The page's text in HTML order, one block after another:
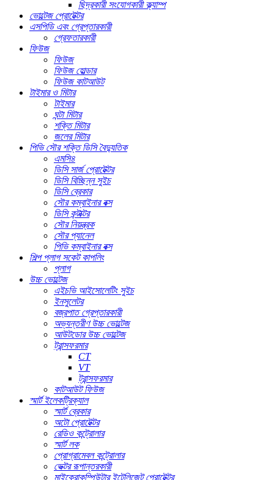
ছিদ্রকারী সংযোগকারী ক্ল্যাম্প
ভোল্টেজ প্রোটেক্টর
এসপিডি এবং গ্রেপ্তারকারী
গ্রেফতারকারী
ফিউজ
ফিউজ
ফিউজ হোল্ডার
ফিউজ কাটআউট
টাইমার ও মিটার
টাইমার
ঘন্টা মিটার
শক্তি মিটার
জলের মিটার
পিভি সৌর শক্তি ডিসি বৈদ্যুতিক
এমসি৪
ডিসি সার্জ প্রোটেক্টর
ডিসি বিচ্ছিন্ন সুইচ
ডিসি ব্রেকার
সৌর কম্বাইনার বক্স
ডিসি কন্টাক্টর
সৌর নিয়ন্ত্রক
সৌর প্যানেল
পিভি কম্বাইনার বক্স
শিল্প প্লাগ সকেট কাপলিং
প্লাগ
উচ্চ ভোল্টেজ
এইচভি আইসোলেটিং সুইচ
ইনসুলেটর
বজ্রপাত গ্রেপ্তারকারী
অভ্যন্তরীণ উচ্চ ভোল্টেজ
আউটডোর উচ্চ ভোল্টেজ
ট্রান্সফরমার
CT
VT
ট্রান্সফরমার
কাটআউট ফিউজ
স্মার্ট ইলেকট্রিক্যাল
স্মার্ট ব্রেকার
অটো প্রোটেক্টর
রেডিও কন্ট্রোলার
স্মার্ট লক
প্রোগ্রামেবল কন্ট্রোলার
ভেক্টর রূপান্তরকারী
মাইক্রোকম্পিউটার ইন্টেলিজেন্ট প্রোটেক্টর